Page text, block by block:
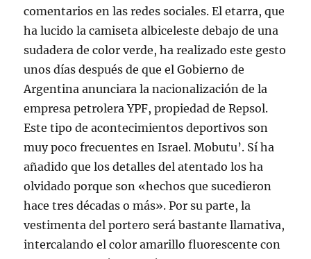
comentarios en las redes sociales. El etarra, que
ha lucido la camiseta albiceleste debajo de una
sudadera de color verde, ha realizado este gesto
unos días después de que el Gobierno de
Argentina anunciara la nacionalización de la
empresa petrolera YPF, propiedad de Repsol.
Este tipo de acontecimientos deportivos son
muy poco frecuentes en Israel. Mobutu’. Sí ha
añadido que los detalles del atentado los ha
olvidado porque son «hechos que sucedieron
hace tres décadas o más». Por su parte, la
vestimenta del portero será bastante llamativa,
intercalando el color amarillo fluorescente con